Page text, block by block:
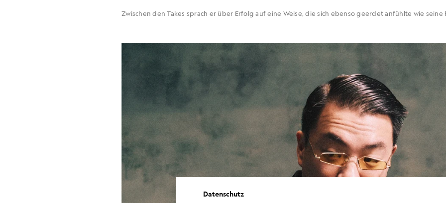
Zwischen den Takes sprach er über Erfolg auf eine Weise, die sich ebenso geerdet anfühlte wie seine
Datenschutz